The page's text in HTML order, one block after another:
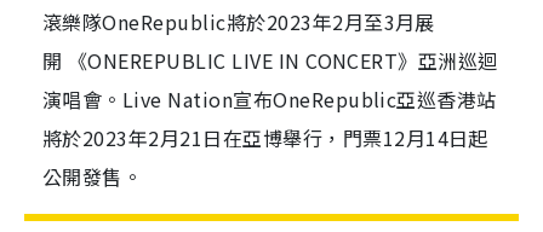
滾樂隊OneRepublic將於2023年2月至3月展
開 《ONEREPUBLIC LIVE IN CONCERT》亞洲巡迴
演唱會。Live Nation宣布OneRepublic亞巡香港站
將於2023年2月21日在亞博舉行，門票12月14日起
公開發售。